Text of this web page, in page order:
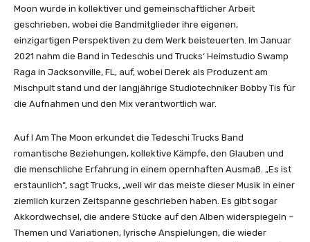
e
i
g
e
n
Moon wurde in kollektiver und gemeinschaftlicher Arbeit
geschrieben, wobei die Bandmitglieder ihre eigenen,
einzigartigen Perspektiven zu dem Werk beisteuerten. Im Januar
2021 nahm die Band in Tedeschis und Trucks‘ Heimstudio Swamp
Raga in Jacksonville, FL, auf, wobei Derek als Produzent am
Mischpult stand und der langjährige Studiotechniker Bobby Tis für
die Aufnahmen und den Mix verantwortlich war.
Auf I Am The Moon erkundet die Tedeschi Trucks Band
romantische Beziehungen, kollektive Kämpfe, den Glauben und
die menschliche Erfahrung in einem opernhaften Ausmaß. „Es ist
erstaunlich“, sagt Trucks, „weil wir das meiste dieser Musik in einer
ziemlich kurzen Zeitspanne geschrieben haben. Es gibt sogar
Akkordwechsel, die andere Stücke auf den Alben widerspiegeln –
Themen und Variationen, lyrische Anspielungen, die wieder